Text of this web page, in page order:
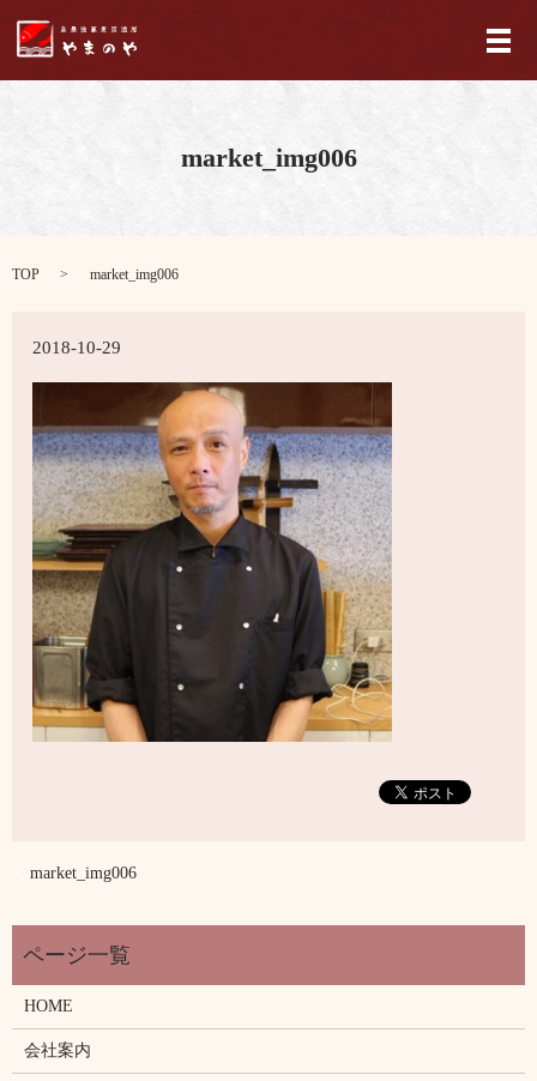
メ
market_img006
TOP market_img006
2018-10-29
market_img006
HOME
会社案内